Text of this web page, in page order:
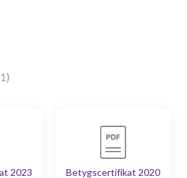
2023 Betygscertifikat 2020